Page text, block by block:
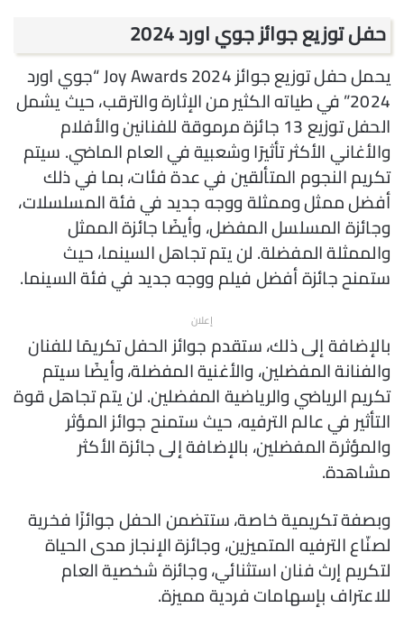
حفل توزيع جوائز جوي اورد 2024
يحمل حفل توزيع جوائز Joy Awards 2024 “جوي اورد
2024” في طياته الكثير من الإثارة والترقب، حيث يشمل
الحفل توزيع 13 جائزة مرموقة للفنانين والأفلام
والأغاني الأكثر تأثيرًا وشعبية في العام الماضي. سيتم
تكريم النجوم المتألقين في عدة فئات، بما في ذلك
أفضل ممثل وممثلة ووجه جديد في فئة المسلسلات،
وجائزة المسلسل المفضل، وأيضًا جائزة الممثل
والممثلة المفضلة. لن يتم تجاهل السينما، حيث
ستمنح جائزة أفضل فيلم ووجه جديد في فئة السينما.
إعلان
بالإضافة إلى ذلك، ستقدم جوائز الحفل تكريمًا للفنان
والفنانة المفضلين، والأغنية المفضلة، وأيضًا سيتم
تكريم الرياضي والرياضية المفضلين. لن يتم تجاهل قوة
التأثير في عالم الترفيه، حيث ستمنح جوائز المؤثر
والمؤثرة المفضلين، بالإضافة إلى جائزة الأكثر
مشاهدة.
وبصفة تكريمية خاصة، ستتضمن الحفل جوائزًا فخرية
لصنّاع الترفيه المتميزين، وجائزة الإنجاز مدى الحياة
لتكريم إرث فنان استثنائي، وجائزة شخصية العام
للاعتراف بإسهامات فردية مميزة.